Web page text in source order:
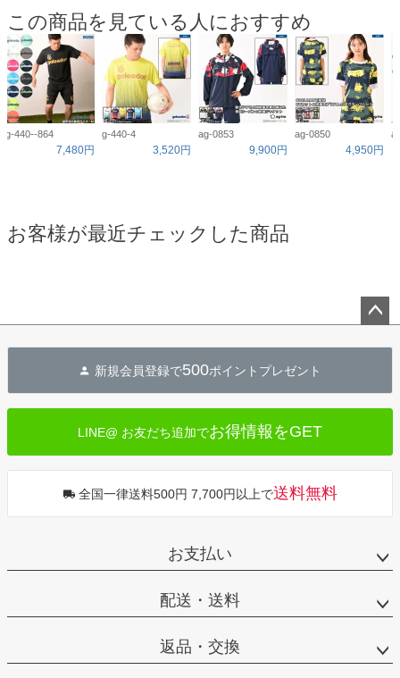
この商品を見ている人におすすめ
g-440--864
7,480円
g-440-4
3,520円
ag-0853
9,900円
ag-0850
4,950円
お客様が最近チェックした商品
へ
新規会員登録で500ポイントプレゼント
LINE@ お友だち追加でお得情報をGET
全国一律送料500円 7,700円以上で送料無料
お支払い
配送・送料
返品・交換